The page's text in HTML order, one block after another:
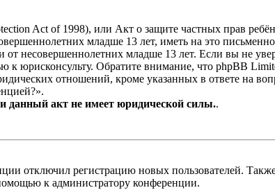
Act of 1998), или Акт о защите частных прав
младше 13 лет, иметь на это
несовершеннолетних младше 13 лет. Если вы не
к юрисконсульту. Обратите внимание, что phpBB
отношений, кроме указанных в ответе на
данный акт не имеет юридической силы..
отключил регистрацию новых пользователей.
к администратору конференции.